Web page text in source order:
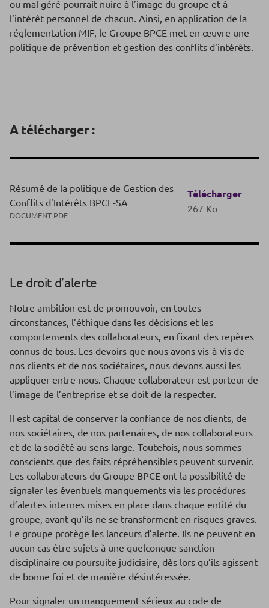
ou mal géré pourrait nuire à l’image du groupe et à
l’intérêt personnel de chacun. Ainsi, en application de la
réglementation MIF, le Groupe BPCE met en œuvre une
politique de prévention et gestion des conflits d’intérêts.
A télécharger :
Résumé de la politique de Gestion des
Conflits d'Intérêts BPCE-SA
DOCUMENT PDF
Télécharger
267 Ko
Le droit d’alerte
Notre ambition est de promouvoir, en toutes
circonstances, l’éthique dans les décisions et les
comportements des collaborateurs, en fixant des repères
connus de tous. Les devoirs que nous avons vis-à-vis de
nos clients et de nos sociétaires, nous devons aussi les
appliquer entre nous. Chaque collaborateur est porteur de
l’image de l’entreprise et se doit de la respecter.
Il est capital de conserver la confiance de nos clients, de
nos sociétaires, de nos partenaires, de nos collaborateurs
et de la société au sens large. Toutefois, nous sommes
conscients que des faits répréhensibles peuvent survenir.
Les collaborateurs du Groupe BPCE ont la possibilité de
signaler les éventuels manquements via les procédures
d’alertes internes mises en place dans chaque entité du
groupe, avant qu’ils ne se transforment en risques graves.
Le groupe protège les lanceurs d’alerte. Ils ne peuvent en
aucun cas être sujets à une quelconque sanction
disciplinaire ou poursuite judiciaire, dès lors qu’ils agissent
de bonne foi et de manière désintéressée.
Pour signaler un manquement sérieux au code de